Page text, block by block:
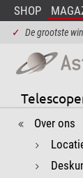
SHOP
✓ De grootste
Over ons